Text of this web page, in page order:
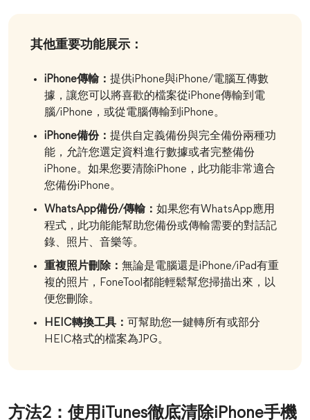
其他重要功能展示：
iPhone傳輸： 提供iPhone與iPhone/電腦互傳數
據，讓您可以將喜歡的檔案從iPhone傳輸到電
腦/iPhone，或從電腦傳輸到iPhone。
iPhone備份： 提供自定義備份與完全備份兩種功
能，允許您選定資料進行數據或者完整備份
iPhone。如果您要清除iPhone，此功能非常適合
您備份iPhone。
WhatsApp備份/傳輸： 如果您有WhatsApp應用
程式，此功能能幫助您備份或傳輸需要的對話記
錄、照片、音樂等。
重複照片刪除： 無論是電腦還是iPhone/iPad有重
複的照片，FoneTool都能輕鬆幫您掃描出來，以
便您刪除。
HEIC轉換工具： 可幫助您一鍵轉所有或部分
HEIC格式的檔案為JPG。
方法2：使用iTunes徹底清除iPhone手機